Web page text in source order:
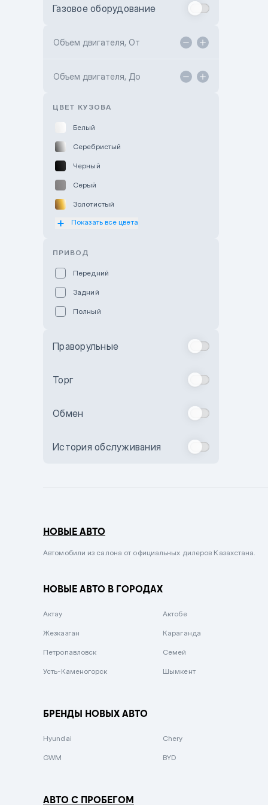
Toyota Kokshetau
Hyundai ShymCity
Газовое оборудование
Объем двигателя, От
Объем двигателя, До
ЦВЕТ КУЗОВА
Белый
Серебристый
Черный
Серый
Золотистый
Оранжевый
Бежевый
Комбинированный
Сиреневый металлик
Вишневый
Зеленый металлик
Показать все цвета
ПРИВОД
Передний
Задний
Полный
Праворульные
Торг
Обмен
История обслуживания
НОВЫЕ АВТО
Автомобили из салона от официальных дилеров Казахстана.
НОВЫЕ АВТО В ГОРОДАХ
Актау Актобе
Жезказган Караганда
Петропавловск Семей
Усть-Каменогорск Шымкент
БРЕНДЫ НОВЫХ АВТО
Hyundai Chery
GWM BYD
АВТО С ПРОБЕГОМ